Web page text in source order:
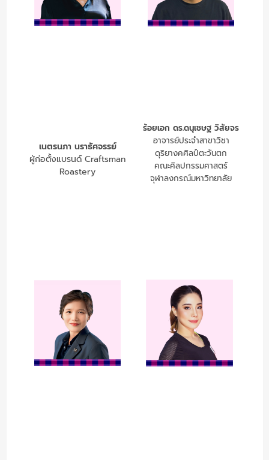
เนตรนภา นราธัศจรรย์
ผู้ก่อตั้งแบรนด์ Craftsman
Roastery
ร้อยเอก ดร.ดนุเชษฐ วิสัยจร
อาจารย์ประจำสาขาวิชา
ดุริยางคศิลป์ตะวันตก
คณะศิลปกรรมศาสตร์
จุฬาลงกรณ์มหาวิทยาลัย